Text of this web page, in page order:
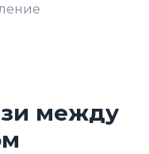
между